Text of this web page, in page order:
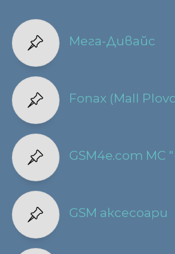
Мега-Дивайс
Fonax (Mall
GSM4e.com МС
GSM аксесоари